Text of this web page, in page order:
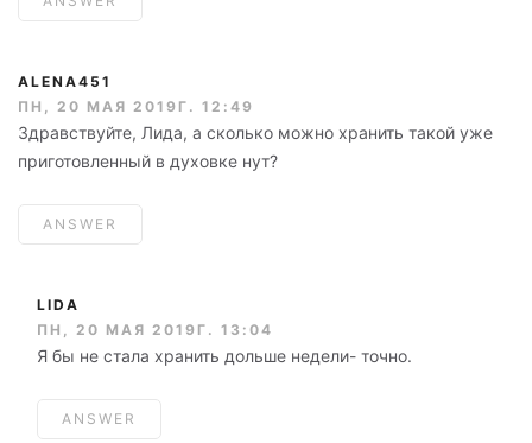
ALENA451
ПН, 20 МАЯ 2019Г. 12:49
Здравствуйте, Лида, а сколько можно хранить такой уже
приготовленный в духовке нут?
ANSWER
LIDA
ПН, 20 МАЯ 2019Г. 13:04
Я бы не стала хранить дольше недели- точно.
ANSWER